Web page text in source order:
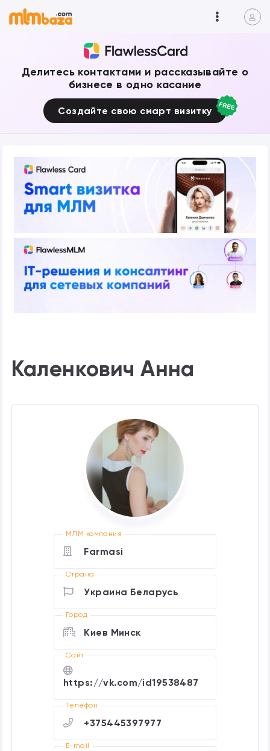
Делитесь контактами и рассказывайте о
бизнесе в одно касание
Создайте свою смарт визитку
Каленкович Анна
МЛМ компания
Farmasi
Страна
Украина Беларусь
Город
Киев Минск
Cайт
https://vk.com/id19538487
Телефон
+375445397977
E-mail